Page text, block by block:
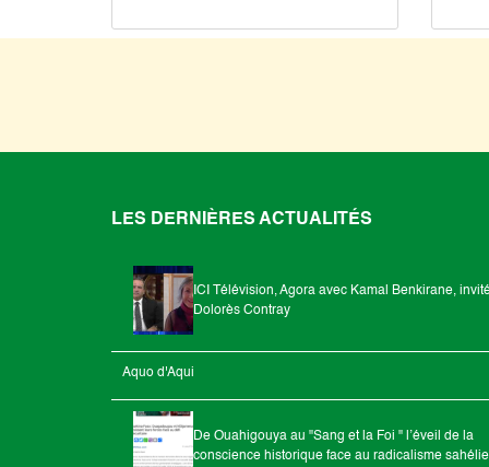
LES DERNIÈRES ACTUALITÉS
ICI Télévision, Agora avec Kamal Benkirane,
Dolorès Contray
Aquo d'Aqui
De Ouahigouya au "Sang et la Foi " l’éveil de la
conscience historique face au radicalisme